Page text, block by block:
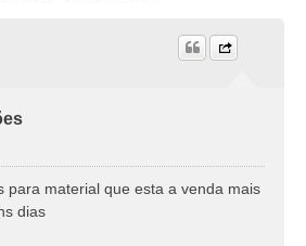
para material que esta a venda mais
dias